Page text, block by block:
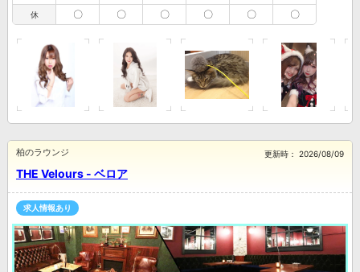
休 〇 〇 〇 〇 〇 〇
THE Velours - ベロア
柏のラウンジ 更新時： 2026/08/09
求人情報あり